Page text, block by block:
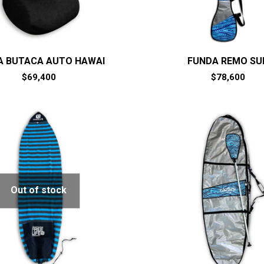
BUTACA AUTO HAWAI
$69,400
FUNDA REMO
$78,600
Out of stock